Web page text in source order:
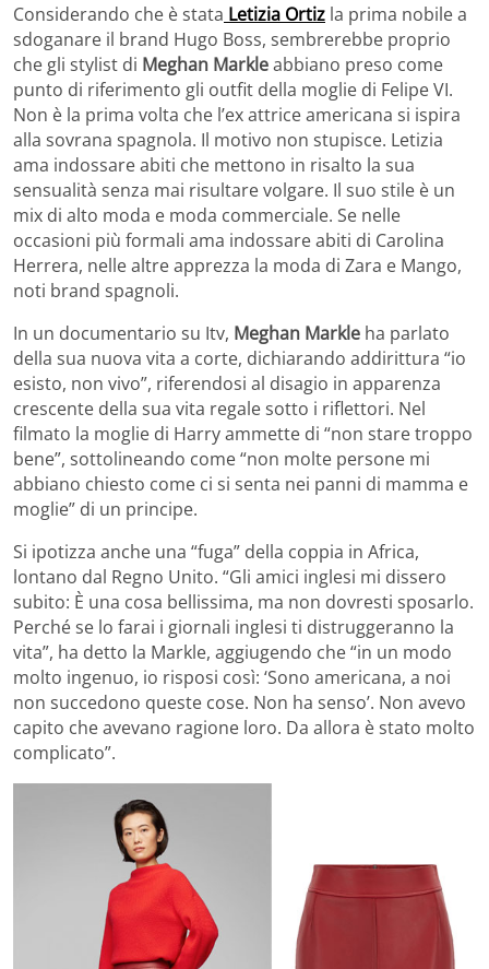
Considerando che è stata Letizia Ortiz la prima nobile a
sdoganare il brand Hugo Boss, sembrerebbe proprio
che gli stylist di Meghan Markleabbiano preso come
punto di riferimento gli outfit della moglie di Felipe VI.
Non è la prima volta che l’ex attrice americana si ispira
alla sovrana spagnola. Il motivo non stupisce. Letizia
ama indossare abiti che mettono in risalto la sua
sensualità senza mai risultare volgare. Il suo stile è un
mix di alto moda e moda commerciale. Se nelle
occasioni più formali ama indossare abiti di Carolina
Herrera, nelle altre apprezza la moda di Zara e Mango,
noti brand spagnoli.
In un documentario su Itv, Meghan Markle ha parlato
della sua nuova vita a corte, dichiarando addirittura “io
esisto, non vivo”, riferendosi al disagio in apparenza
crescente della sua vita regale sotto i riflettori. Nel
filmato la moglie di Harry ammette di “non stare troppo
bene”, sottolineando come “non molte persone mi
abbiano chiesto come ci si senta nei panni di mamma e
moglie” di un principe.
Si ipotizza anche una “fuga” della coppia in Africa,
lontano dal Regno Unito. “Gli amici inglesi mi dissero
subito: È una cosa bellissima, ma non dovresti sposarlo.
Perché se lo farai i giornali inglesi ti distruggeranno la
vita”, ha detto la Markle, aggiugendo che “in un modo
molto ingenuo, io risposi così: ‘Sono americana, a noi
non succedono queste cose. Non ha senso’. Non avevo
capito che avevano ragione loro. Da allora è stato molto
complicato”.